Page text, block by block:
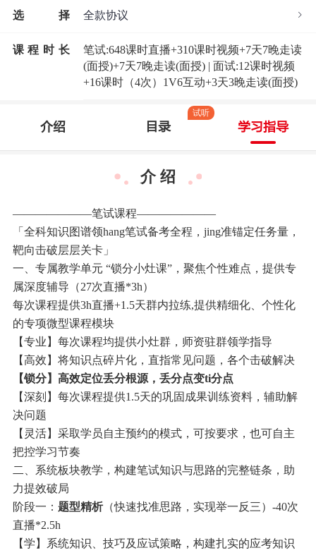
选 择 全款协议
课程时长
笔试:648课时直播+310课时视频+7天7晚走读
(面授)+7天7晚走读(面授) | 面试:12课时视频
+16课时（4次）1V6互动+3天3晚走读(面授)
介绍 目录
试听
学习指导
介 绍
———————笔试课程———————
「全科知识图谱领hang笔试备考全程，jing准锚定任务量，
靶向击破层层关卡」
一、专属教学单元 “锁分小灶课”，聚焦个性难点，提供专
属深度辅导（27次直播*3h）
每次课程提供3h直播+1.5天群内拉练,提供精细化、个性化
的专项微型课程模块
【专业】每次课程均提供小灶群，师资驻群领学指导
【高效】将知识点碎片化，直指常见问题，各个击破解决
【锁分】高效定位丢分根源，丢分点变ti分点
【深刻】每次课程提供1.5天的巩固成果训练资料，辅助解
决问题
【灵活】采取学员自主预约的模式，可按要求，也可自主
把控学习节奏
二、系统板块教学，构建笔试知识与思路的完整链条，助
力提效破局
阶段一： 题型精析（快速找准思路，实现举一反三）-40次
直播*2.5h
【学】系统知识、技巧及应试策略，构建扎实的应考知识